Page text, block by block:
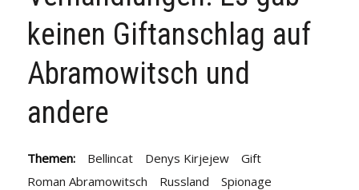
keinen Giftanschlag auf
Abramowitsch und
andere
Themen: Bellincat Denys Kirjejew
Gift
Roman Abramowitsch
Russland
Spionage